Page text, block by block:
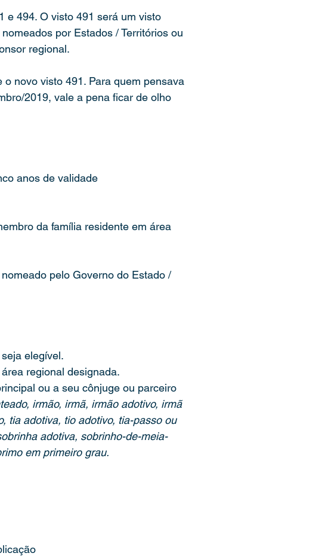
e 494. O visto 491 será um visto
por Estados / Territórios ou
regional.
novo visto 491. Para quem pensava
2019, vale a pena ficar de olho
anos de validade
da família residente em área
pelo Governo do Estado /
elegível.
regional designada.
ou a seu cônjuge ou parceiro
irmão, irmã, irmão adotivo, irmã
tia adotiva, tio adotivo, tia-passo ou
adotiva, sobrinho-de-meia-
em primeiro grau.